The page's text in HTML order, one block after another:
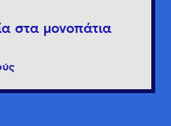
στα μονοπάτια